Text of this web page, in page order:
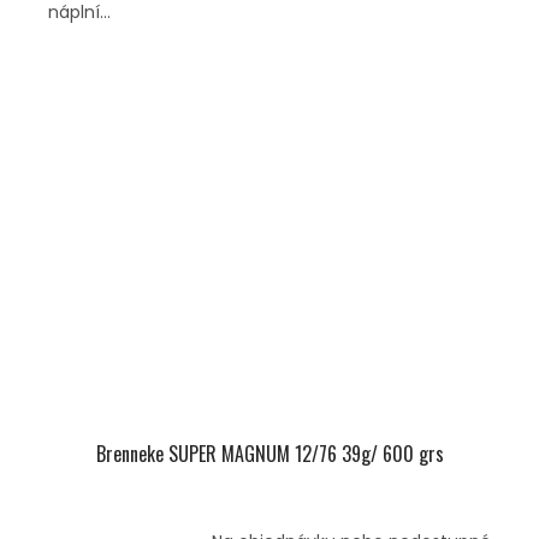
náplní...
Brenneke SUPER MAGNUM 12/76 39g/ 600 grs